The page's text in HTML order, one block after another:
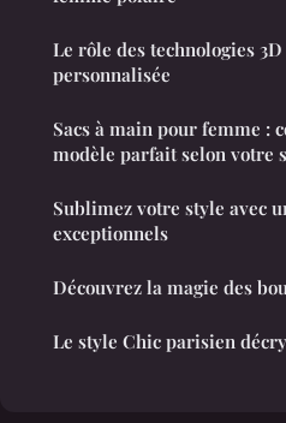
Le rôle des technologies
personnalisée
Sacs à main pour femme :
modèle parfait selon votre
Sublimez votre style avec
exceptionnels
Découvrez la magie des
Le style Chic parisien